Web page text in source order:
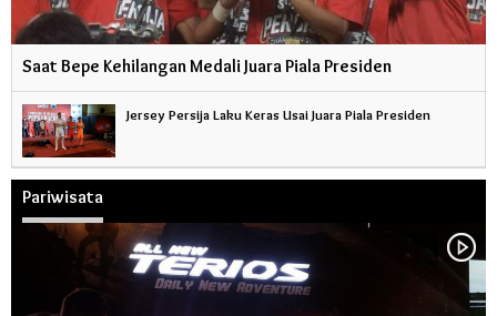
Saat Bepe Kehilangan Medali Juara Piala Presiden
Jersey Persija Laku Keras Usai Juara Piala Presiden
Pariwisata